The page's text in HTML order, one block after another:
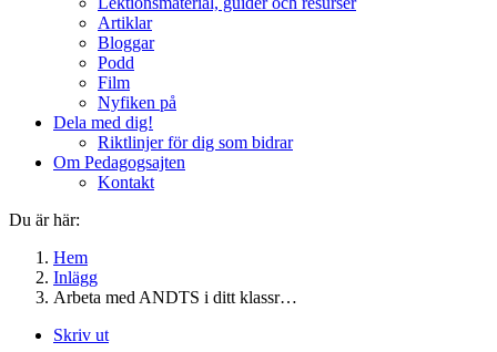
Artiklar
Bloggar
Podd
Film
Nyfiken på
Dela med dig!
Riktlinjer för dig som bidrar
Om Pedagogsajten
Kontakt
Du är här:
Hem
Inlägg
Arbeta med ANDTS i ditt klassr…
Skriv ut